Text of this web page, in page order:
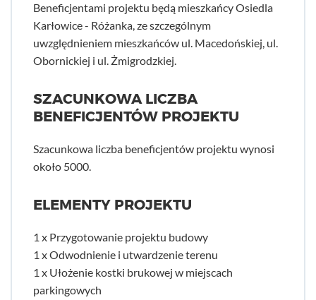
Beneficjentami projektu będą mieszkańcy Osiedla
Karłowice - Różanka, ze szczególnym
uwzględnieniem mieszkańców ul. Macedońskiej, ul.
Obornickiej i ul. Żmigrodzkiej.
SZACUNKOWA LICZBA
BENEFICJENTÓW PROJEKTU
Szacunkowa liczba beneficjentów projektu wynosi
około 5000.
ELEMENTY PROJEKTU
1 x Przygotowanie projektu budowy
1 x Odwodnienie i utwardzenie terenu
1 x Ułożenie kostki brukowej w miejscach
parkingowych